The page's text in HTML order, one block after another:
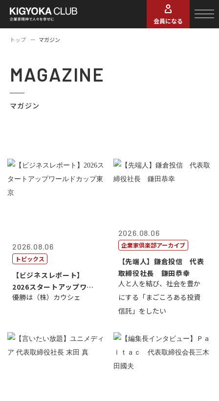
会員になる
トップ マガジン
MAGAZINE
マガジン
2026.08.06
トピックス
【ビジネスレポート】
2026スタートアップワー
ルドカップ東京
優勝は（株）カウシェ
2026.08.06
企業家倶楽部アーカイブ
【先端人】鎌倉投信 代表
取締役社長 鎌田恭幸
人と人を結び、社会を豊か
にする「まごころある投資
信託」をしたい